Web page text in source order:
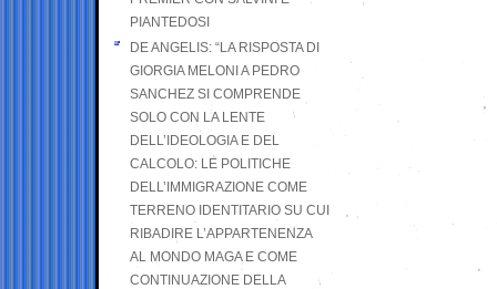
PIANTEDOSI
DE ANGELIS: “LA RISPOSTA DI
GIORGIA MELONI A PEDRO
SANCHEZ SI COMPRENDE
SOLO CON LA LENTE
DELL’IDEOLOGIA E DEL
CALCOLO: LE POLITICHE
DELL’IMMIGRAZIONE COME
TERRENO IDENTITARIO SU CUI
RIBADIRE L’APPARTENENZA
AL MONDO MAGA E COME
CONTINUAZIONE DELLA